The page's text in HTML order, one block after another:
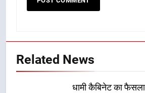
Related News
धामी कैबिनेट का